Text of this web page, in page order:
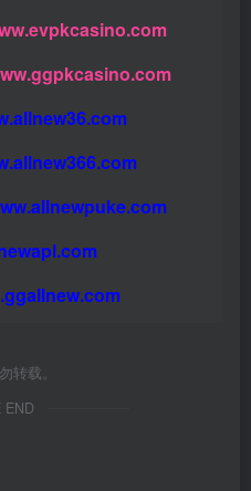
转载。
END